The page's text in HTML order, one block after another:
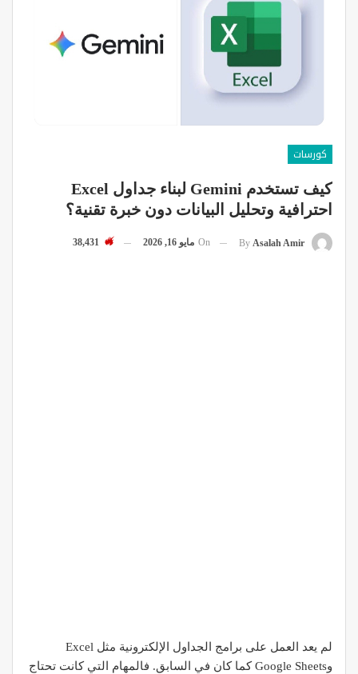
كورسات
كيف تستخدم Gemini لبناء جداول Excel
احترافية وتحليل البيانات دون خبرة تقنية؟
By Asalah Amir
On مايو 16, 2026 38,431
لم يعد العمل على برامج الجداول الإلكترونية مثل Excel
وGoogle Sheets كما كان في السابق. فالمهام التي كانت تحتاج